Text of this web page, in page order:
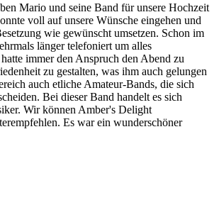
Mario und seine Band für unsere Hochzeit
voll auf unsere Wünsche eingehen und
wie gewünscht umsetzen. Schon im
länger telefoniert um alles
immer den Anspruch den Abend zu
zu gestalten, was ihm auch gelungen
auch etliche Amateur-Bands, die sich
Bei dieser Band handelt es sich
Wir können Amber's Delight
Es war ein wunderschöner